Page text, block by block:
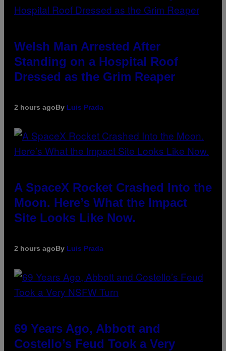
Welsh Man Arrested After
Standing on a Hospital Roof
Dressed as the Grim Reaper
2 hours agoBy Luis Prada
A SpaceX Rocket Crashed Into the
Moon. Here’s What the Impact
Site Looks Like Now.
2 hours agoBy Luis Prada
69 Years Ago, Abbott and
Costello’s Feud Took a Very